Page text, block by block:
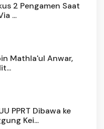
2 Pengamen Saat
...
Mathla'ul Anwar,
PPRT Dibawa ke
Kei...